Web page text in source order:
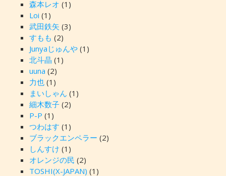
森本レオ (1)
Loi (1)
武田鉄矢 (3)
すもも (2)
Junyaじゅんや(1)
北斗晶 (1)
uuna (2)
力也(1)
まいしゃん (1)
細木数子(2)
P-P (1)
つわはす (1)
ブラックエンペラー (2)
しんすけ (1)
オレンジの民 (2)
TOSHI(X-JAPAN) (1)